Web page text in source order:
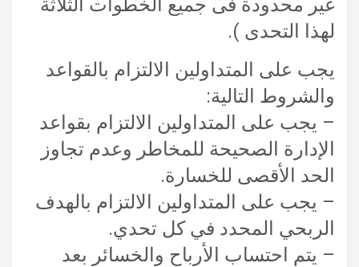
غير محدودة فى جميع الخطوات الثلاثة
لهذا التحدى ).
يجب على المتداولين الالتزام بالقواعد
والشروط التالية:
– يجب على المتداولين الالتزام بقواعد
الإدارة الصحيحة للمخاطر وعدم تجاوز
الحد الأقصى للخسارة.
– يجب على المتداولين الالتزام بالهدف
الربحي المحدد في كل تحدي.
– يتم احتساب الأرباح والخسائر بعد